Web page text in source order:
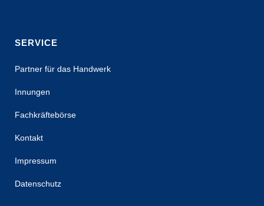
SERVICE
Partner für das Handwerk
Innungen
Fachkräftebörse
Kontakt
Impressum
Datenschutz